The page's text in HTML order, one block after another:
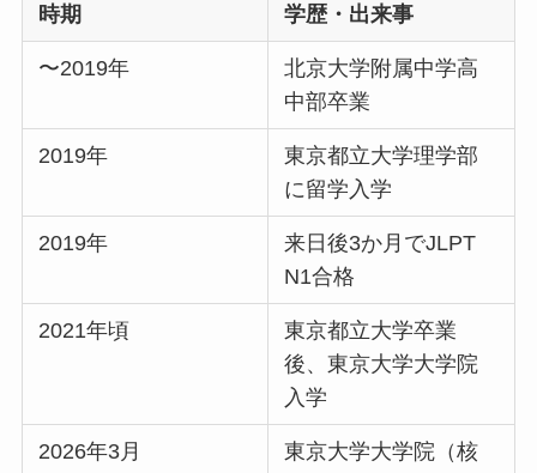
時期 学歴・出来事
〜2019年
北京大学附属中学高
中部卒業
2019年
東京都立大学理学部
に留学入学
2019年
来日後3か月でJLPT
N1合格
2021年頃
東京都立大学卒業
後、東京大学大学院
入学
2026年3月
東京大学大学院（核